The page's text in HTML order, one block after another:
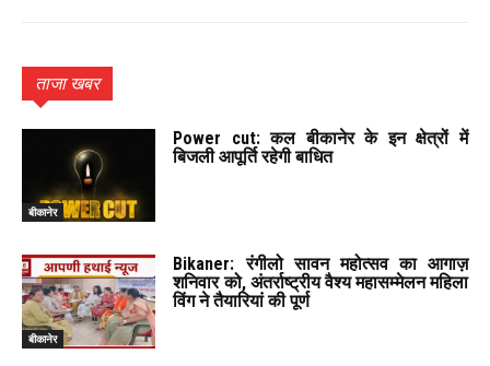
ताजा खबर
बीकानेर
Power cut: कल बीकानेर के इन क्षेत्रों में
बिजली आपूर्ति रहेगी बाधित
बीकानेर
Bikaner: रंगीलो सावन महोत्सव का आगाज़
शनिवार को, अंतर्राष्ट्रीय वैश्य महासम्मेलन महिला
विंग ने तैयारियां की पूर्ण